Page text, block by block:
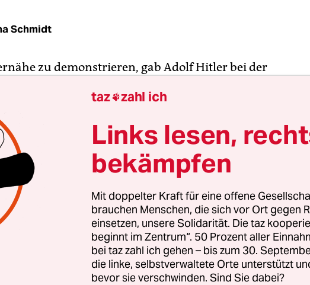
Schmidt
zu demonstrieren, gab Adolf Hitler bei der
und werkelten damals in den Berliner
ist heute nicht mehr viel übrig. Vereinzelte Werke
in Betrieb, aber kontinuierlich von Abbau- und
bedroht. Siemens in Berlin ist seit vielen Jahren
ändern. Bis 2030 will der Technologiekonzern auf
Forschungs- und Entwicklungscampus für die
Industrie 4.0 entstehen lassen. Als erster
auf die Frage, wer künftig in Berlin wieder unter
arbeiten wird, wurde im März medienwirksam ein
taz zahl ich
Links lesen,
bekämpfen
Mit doppelter Kraft für eine offene
brauchen Menschen, die sich vor Ort gegen
einsetzen, unsere Solidarität. Die taz
beginnt im Zentrum“. 50 Prozent aller
bei taz zahl ich gehen – bis zum 30.
die linke, selbstverwaltete Orte unterstützt
bevor sie verschwinden. Sind Sie dabei?